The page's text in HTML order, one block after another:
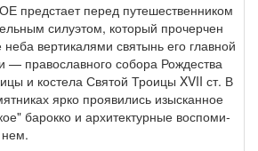
пред­ста­ет пе­ред пу­те­ше­ствен­ни­ком
си­лу­этом, ко­то­рый про­чер­чен
вер­ти­ка­ля­ми свя­тынь его глав­ной
— пра­во­слав­но­го со­бо­ра Рож­де­ства
и ко­сте­ла Свя­той Тро­и­цы XVII ст. В
яр­ко про­яви­лись изыс­кан­ное
ба­рок­ко и ар­хи­тек­тур­ные вос­по­ми­